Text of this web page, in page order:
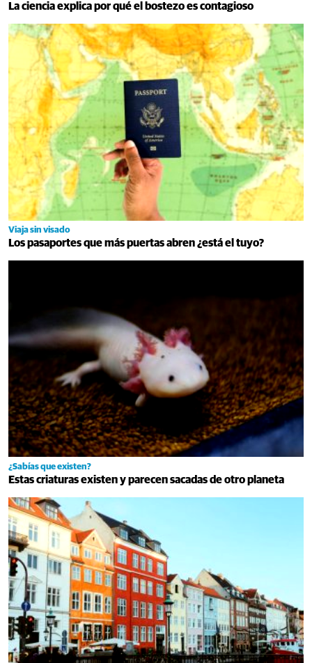
La ciencia explica por qué el bostezo es contagioso
Viaja sin visado
Los pasaportes que más puertas abren ¿está el tuyo?
¿Sabías que existen?
Estas criaturas existen y parecen sacadas de otro planeta